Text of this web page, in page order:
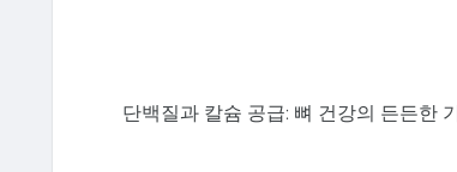
단백질과 칼슘 공급: 뼈 건강의 든든한